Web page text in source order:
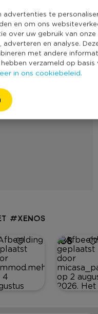
te
en om ons
over uw gebruik van onze
en analyse.
met andere
verzameld op basis
in ons cookiebeleid.
27 28
#XENOS
188